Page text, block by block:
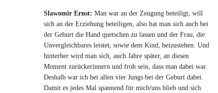
Slawomir Ernst: Man war an der Zeugung beteiligt, will
sich an der Erziehung beteiligen, also hat man sich auch bei
der Geburt die Hand quetschen zu lassen und der Frau, die
Unvergleichbares leistet, sowie dem Kind, beizustehen. Und
hinterher wird man sich, auch Jahre später, an diesen
Moment zurückerinnern und froh sein, dass man dabei war.
Deshalb war ich bei allen vier Jungs bei der Geburt dabei.
Damit es jedes Mal spannend für mich/uns blieb und sich